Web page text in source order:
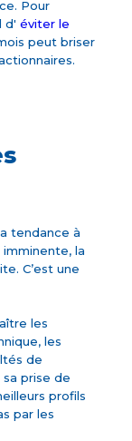
Pour
d'éviter le
peut briser
tendance à
la
C’est une
les
les
de
prise de
profils
par les